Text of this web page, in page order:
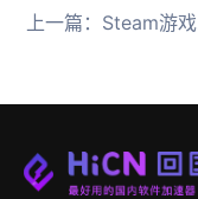
上一篇： Steam游戏无法安装 / 无许可解决办法